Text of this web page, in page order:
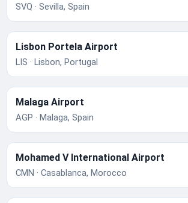
SVQ · Sevilla, Spain
Lisbon Portela Airport
LIS · Lisbon, Portugal
Malaga Airport
AGP · Malaga, Spain
Mohamed V International Airport
CMN · Casablanca, Morocco